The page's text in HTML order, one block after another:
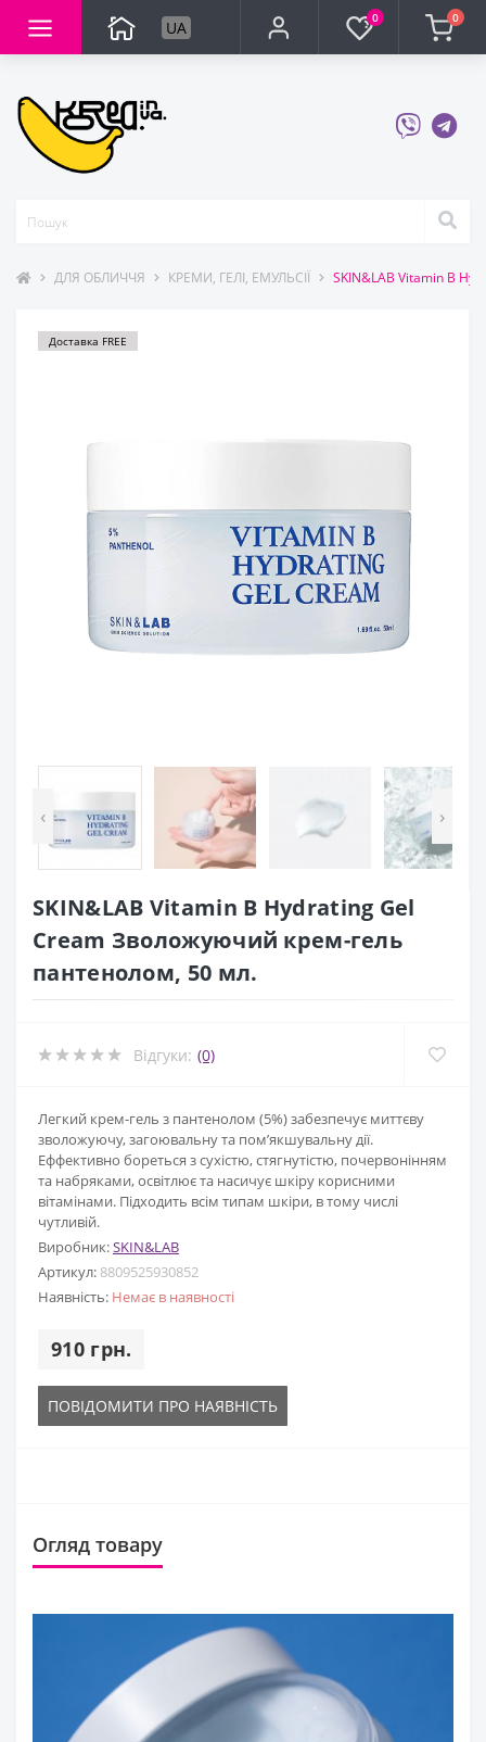
UA 0 0
ДЛЯ ОБЛИЧЧЯ КРЕМИ, ГЕЛІ, ЕМУЛЬСІЇ SKIN&LAB Vitamin B
Доставка FREE
‹ ›
SKIN&LAB Vitamin B Hydrating Gel
Cream Зволожуючий крем-гель
пантенолом, 50 мл.
Відгуки: (0)
Легкий крем-гель з пантенолом (5%) забезпечує миттєву
зволожуючу, загоювальну та пом’якшувальну дії.
Еффективно бореться з сухістю, стягнутістю, почервонінням
та набряками, освітлює та насичує шкіру корисними
вітамінами. Підходить всім типам шкіри, в тому числі
чутливій.
Виробник:SKIN&LAB
Артикул: 8809525930852
Наявність: Немає в наявності
910 грн.
ПОВІДОМИТИ ПРО НАЯВНІСТЬ
Огляд товару